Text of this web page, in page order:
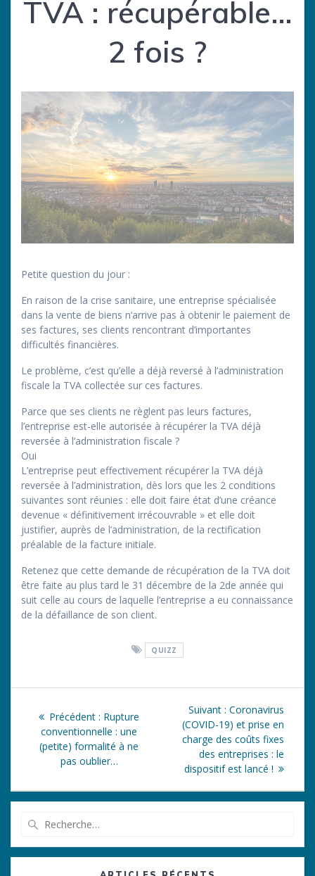
TVA : récupérable…
2 fois ?
Petite question du jour :
En raison de la crise sanitaire, une entreprise spécialisée
dans la vente de biens n’arrive pas à obtenir le paiement de
ses factures, ses clients rencontrant d’importantes
difficultés financières.
Le problème, c’est qu’elle a déjà reversé à l’administration
fiscale la TVA collectée sur ces factures.
Parce que ses clients ne règlent pas leurs factures,
l’entreprise est-elle autorisée à récupérer la TVA déjà
reversée à l’administration fiscale ?
Oui
L’entreprise peut effectivement récupérer la TVA déjà
reversée à l’administration, dès lors que les 2 conditions
suivantes sont réunies : elle doit faire état d’une créance
devenue « définitivement irrécouvrable » et elle doit
justifier, auprès de l’administration, de la rectification
préalable de la facture initiale.
Retenez que cette demande de récupération de la TVA doit
être faite au plus tard le 31 décembre de la 2de année qui
suit celle au cours de laquelle l’entreprise a eu connaissance
de la défaillance de son client.
QUIZZ
l’article
Précédent : Article
précédent
:
Rupture
conventionnelle : une
(petite) formalité à ne
pas oublier…
Suivant : Article
suivant
:
Coronavirus
(COVID-19) et prise en
charge des coûts fixes
des entreprises : le
dispositif est lancé !
: